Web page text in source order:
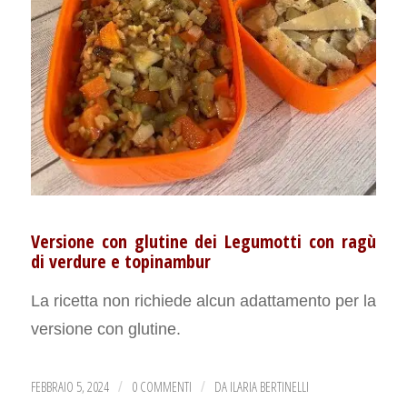
Versione con glutine dei Legumotti con ragù
di verdure e topinambur
La ricetta non richiede alcun adattamento per la
versione con glutine.
FEBBRAIO 5, 2024 / 0 COMMENTI / DA ILARIA BERTINELLI